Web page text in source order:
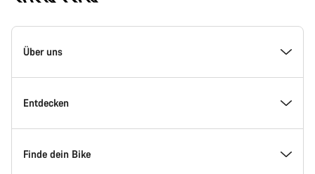
Canyon
Homepage
Über uns
Inside Canyon
Innovation bei Canyon
Entdecken
Events
Finde dein Bike